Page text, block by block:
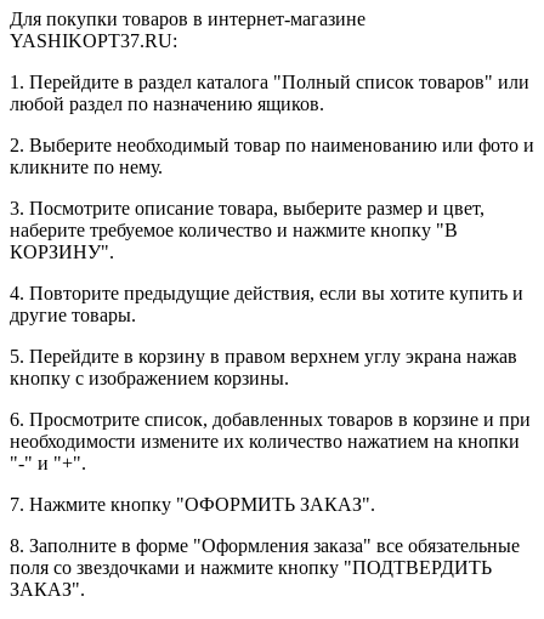
Для покупки товаров в интернет-магазине
YASHIKOPT37.RU:
1. Перейдите в раздел каталога "Полный список товаров" или
любой раздел по назначению ящиков.
2. Выберите необходимый товар по наименованию или фото и
кликните по нему.
3. Посмотрите описание товара, выберите размер и цвет,
наберите требуемое количество и нажмите кнопку "В
КОРЗИНУ".
4. Повторите предыдущие действия, если вы хотите купить и
другие товары.
5. Перейдите в корзину в правом верхнем углу экрана нажав
кнопку с изображением корзины.
6. Просмотрите список, добавленных товаров в корзине и при
необходимости измените их количество нажатием на кнопки
"-" и "+".
7. Нажмите кнопку "ОФОРМИТЬ ЗАКАЗ".
8. Заполните в форме "Оформления заказа" все обязательные
поля со звездочками и нажмите кнопку "ПОДТВЕРДИТЬ
ЗАКАЗ".